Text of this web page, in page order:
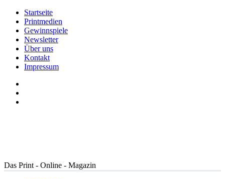
Startseite
Printmedien
Gewinnspiele
Newsletter
Über uns
Kontakt
Impressum
Das Print - Online - Magazin